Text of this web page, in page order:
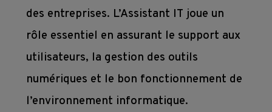
Où
nous
trouver
?
des entreprises. L’Assistant IT joue un
rôle essentiel en assurant le support aux
utilisateurs, la gestion des outils
numériques et le bon fonctionnement de
l’environnement informatique.